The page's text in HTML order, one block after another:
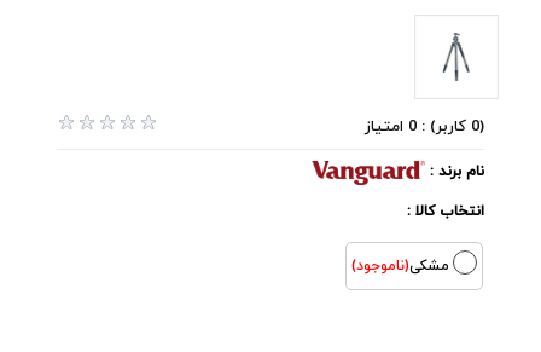
(0 کاربر) : 0 امتیاز
نام برند :
انتخاب کالا :
مشکی(ناموجود)